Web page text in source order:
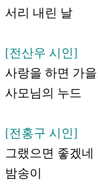
서리 내린 날
[전산우 시인]
사랑을 하면 가
사모님의 누드
[전홍구 시인]
그랬으면 좋겠네
밤송이